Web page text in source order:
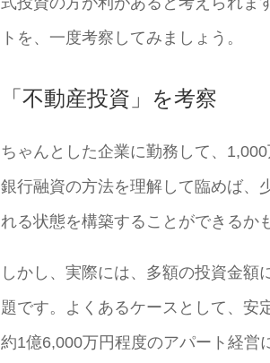
トを、一度考察してみましょう。
「不動産投資」を考察
ちゃんとした企業に勤務して、
銀行融資の方法を理解して臨めば、
れる状態を構築することができるか
しかし、実際には、多額の投資金額
題です。よくあるケースとして、安
約1億6,000万円程度のアパート経営